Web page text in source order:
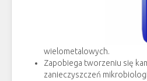
wielometalowych.
Zapobiega tworzeniu się
zanieczyszczeń